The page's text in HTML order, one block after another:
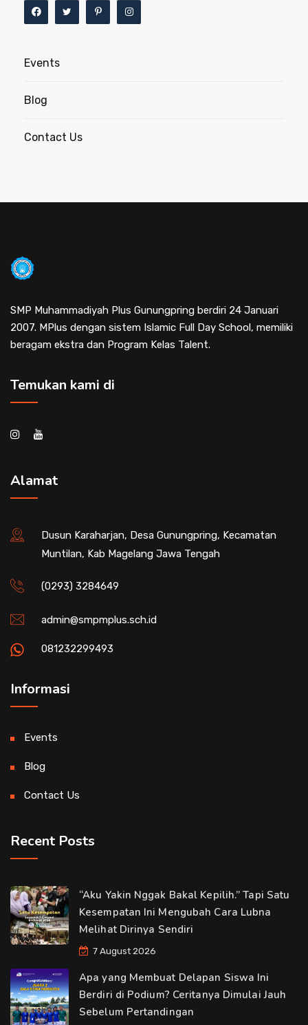
Events
Blog
Contact Us
SMP Muhammadiyah Plus Gunungpring berdiri 24 Januari
2007. MPlus dengan sistem Islamic Full Day School, memiliki
beragam ekstra dan Program Kelas Talent.
Temukan kami di
Alamat
Dusun Karaharjan, Desa Gunungpring, Kecamatan
Muntilan, Kab Magelang Jawa Tengah
(0293) 3284649
admin@smpmplus.sch.id
081232299493
Informasi
Events
Blog
Contact Us
Recent Posts
“Aku Yakin Nggak Bakal Kepilih.” Tapi Satu
Kesempatan Ini Mengubah Cara Lubna
Melihat Dirinya Sendiri
7 August 2026
Apa yang Membuat Delapan Siswa Ini
Berdiri di Podium? Ceritanya Dimulai Jauh
Sebelum Pertandingan